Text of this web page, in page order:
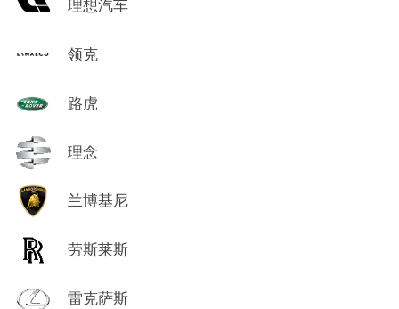
理想汽车
领克
路虎
理念
兰博基尼
劳斯莱斯
雷克萨斯